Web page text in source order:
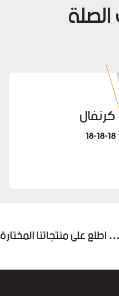
كرنفال
18-18-18
اطلع على منتجاتنا المختارة